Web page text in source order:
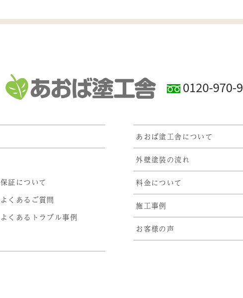
0120-970-
保証について
よくあるご質問
よくあるトラブル事例
あおば塗工舎について
外壁塗装の流れ
料金について
施工事例
お客様の声